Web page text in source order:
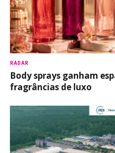
RADAR
Body sprays ganham
fragrâncias de luxo